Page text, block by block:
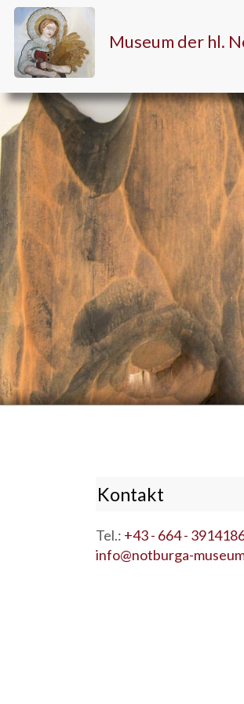
Museum der hl.
Kontakt
Tel.: +43 - 664 -
info@notburga-